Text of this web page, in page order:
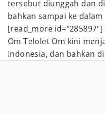
tersebut diunggah dan
bahkan sampai ke
[read_more id="285897"]
Om Telolet Om kini
Indonesia, dan bahkan